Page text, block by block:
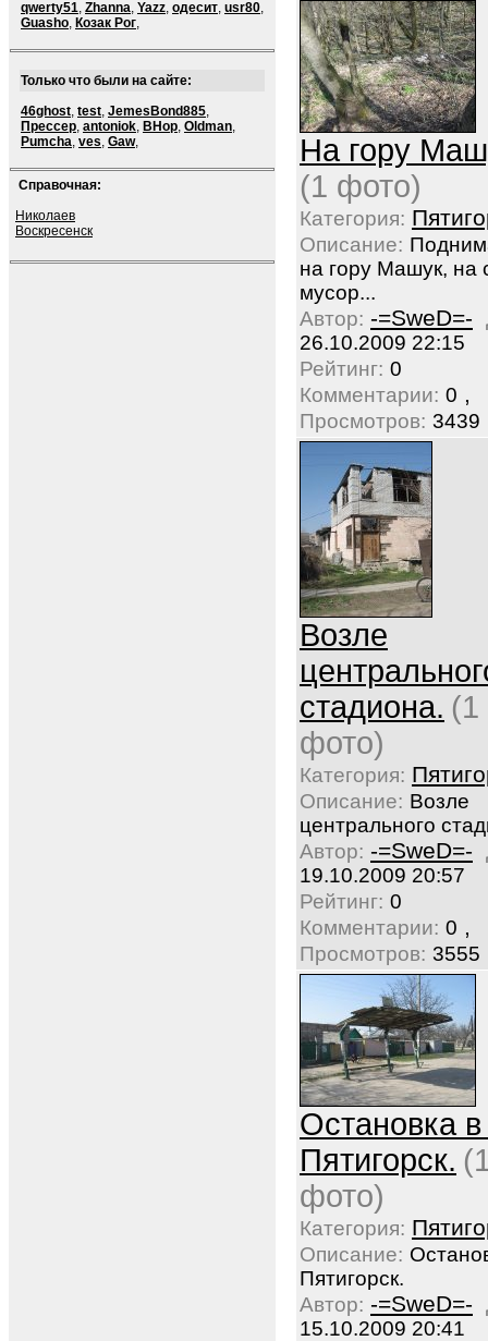
qwerty51, Zhanna, Yazz, одесит, usr80,
Guasho, Козак Рог,
Только что были на сайте:
46ghost, test, JemesBond885,
Прессер, antoniok, BHop, Oldman,
Pumcha, ves, Gaw,
Справочная:
Николаев
Воскресенск
На гору
(1 фото)
Категория:
Описание:
на гору Машук, на
мусор...
Автор: -=SweD=-
26.10.2009 22:15
Рейтинг: 0
Комментарии: 0 ,
Просмотров: 3439
Возле
стадиона. (1
фото)
Категория:
Описание: Возле
центрального
Автор: -=SweD=-
19.10.2009 20:57
Рейтинг: 0
Комментарии: 0 ,
Просмотров: 3555
Остановка в
Пятигорск.
фото)
Категория:
Описание:
Пятигорск.
Автор: -=SweD=-
15.10.2009 20:41